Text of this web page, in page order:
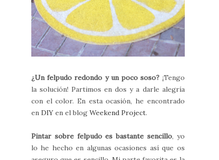
¿Un felpudo redondo y un poco soso? ¡Tengo
la solución! Partimos en dos y a darle alegría
con el color. En esta ocasión, he encontrado
en DIY en el blog Weekend Project.
Pintar sobre felpudo es bastante sencillo, yo
lo he hecho en algunas ocasiones así que os